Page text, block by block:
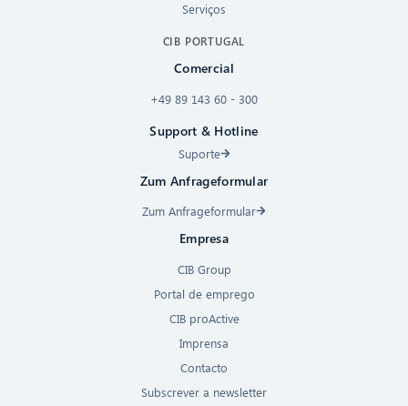
Serviços
CIB PORTUGAL
Comercial
+49 89 143 60 - 300
Support & Hotline
Suporte
Zum Anfrageformular
Zum Anfrageformular
Empresa
CIB Group
Portal de emprego
CIB proActive
Imprensa
Contacto
Subscrever a newsletter